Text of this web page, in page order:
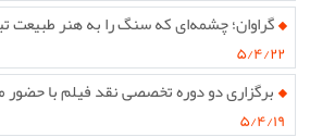
گراوان؛ چشمه‌ای که سنگ را به هنر طبیعت
۵/۴/۲۲
برگزاری دو دوره تخصصی نقد فیلم با
۵/۴/۱۹